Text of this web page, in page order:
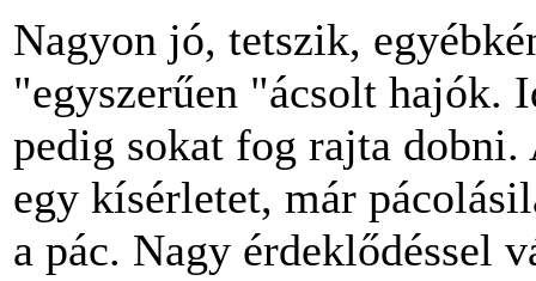
Nagyon jó, tetszik,
"egyszerűen "ácsolt hajók.
pedig sokat fog rajta
egy kísérletet, már
a pác. Nagy érdeklődéssel